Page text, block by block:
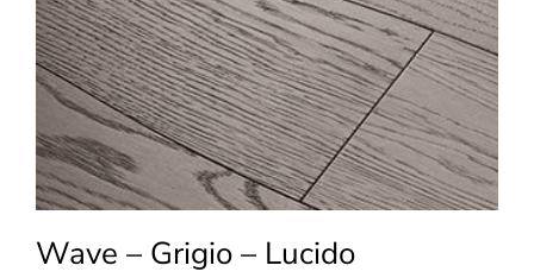
Wave – Grigio – Lucido